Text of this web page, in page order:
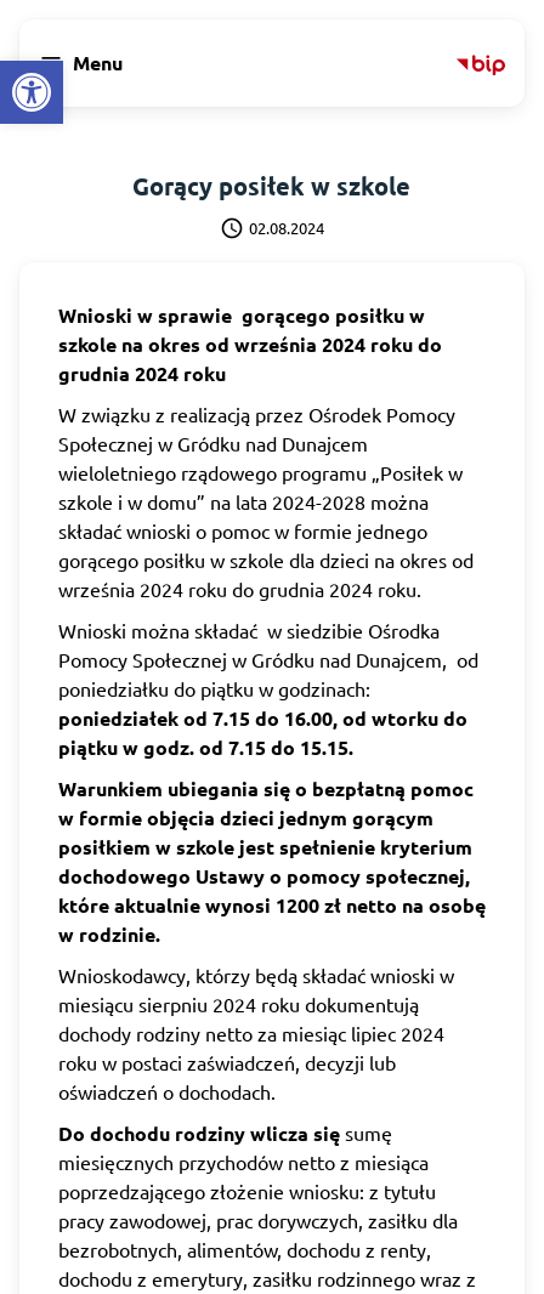
Open toolbar
menu Menu
Gorący posiłek w szkole
schedule 02.08.2024
Wnioski w sprawie gorącego posiłku w
szkole na okres od września 2024 roku do
grudnia 2024 roku
W związku z realizacją przez Ośrodek Pomocy
Społecznej w Gródku nad Dunajcem
wieloletniego rządowego programu „Posiłek w
szkole i w domu” na lata 2024-2028 można
składać wnioski o pomoc w formie jednego
gorącego posiłku w szkole dla dzieci na okres od
września 2024 roku do grudnia 2024 roku.
Wnioski można składać w siedzibie Ośrodka
Pomocy Społecznej w Gródku nad Dunajcem, od
poniedziałku do piątku w godzinach:
poniedziałek od 7.15 do 16.00, od wtorku do
piątku w godz. od 7.15 do 15.15.
Warunkiem ubiegania się o bezpłatną pomoc
w formie objęcia dzieci jednym gorącym
posiłkiem w szkole jest spełnienie kryterium
dochodowego Ustawy o pomocy społecznej,
które aktualnie wynosi 1200 zł netto na osobę
w rodzinie.
Wnioskodawcy, którzy będą składać wnioski w
miesiącu sierpniu 2024 roku dokumentują
dochody rodziny netto za miesiąc lipiec 2024
roku w postaci zaświadczeń, decyzji lub
oświadczeń o dochodach.
Do dochodu rodziny wlicza się sumę
miesięcznych przychodów netto z miesiąca
poprzedzającego złożenie wniosku: z tytułu
pracy zawodowej, prac dorywczych, zasiłku dla
bezrobotnych, alimentów, dochodu z renty,
dochodu z emerytury, zasiłku rodzinnego wraz z